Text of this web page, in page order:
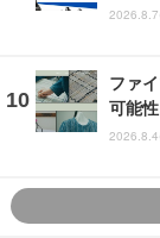
ファ
可能